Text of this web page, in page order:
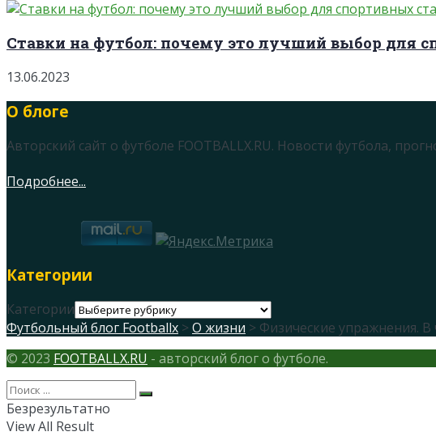
Ставки на футбол: почему это лучший выбор для
13.06.2023
О блоге
Авторский сайт о футболе FOOTBALLX.RU. Новости футбола,
Подробнее...
Категории
Категории
Футбольный блог Footballx > О жизни > Физические упражнения.
© 2023 FOOTBALLX.RU - авторский блог о футболе.
Безрезультатно
View All Result